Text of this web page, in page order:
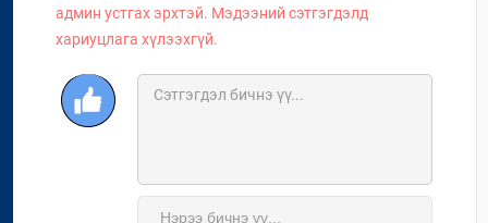
админ устгах эрхтэй. Мэдээний сэтгэгдэлд
хариуцлага хүлээхгүй.